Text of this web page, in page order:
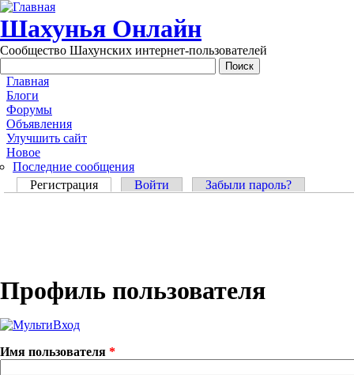
Перейти к основному содержанию
Шахунья Онлайн
Сообщество Шахунских интернет-пользователей
Main menu
Главная
Блоги
Форумы
Объявления
Улучшить сайт
Новое
Последние сообщения
Главные вкладки
Регистрация (активная вкладка)
Войти Забыли пароль?
Профиль пользователя
Имя пользователя *